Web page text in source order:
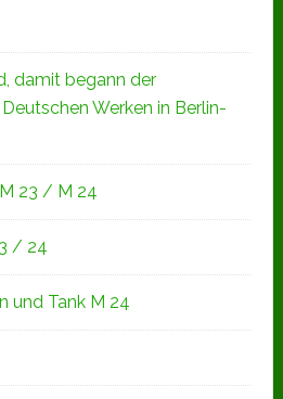
damit begann der
Werken in Berlin-
23 / M 24
/ 24
und Tank M 24